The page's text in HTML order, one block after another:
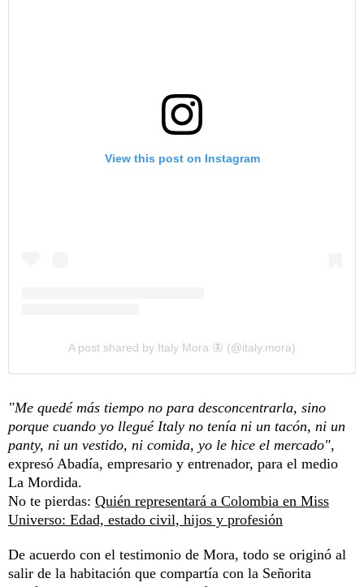
View this post on Instagram
A post shared by Italy Mora 🦋 (@italy.mora)
"Me quedé más tiempo no para desconcentrarla, sino
porque cuando yo llegué Italy no tenía ni un tacón, ni un
panty, ni un vestido, ni comida, yo le hice el mercado",
expresó Abadía, empresario y entrenador, para el medio
La Mordida.
No te pierdas: Quién representará a Colombia en Miss
Universo: Edad, estado civil, hijos y profesión
De acuerdo con el testimonio de Mora, todo se originó al
salir de la habitación que compartía con la Señorita